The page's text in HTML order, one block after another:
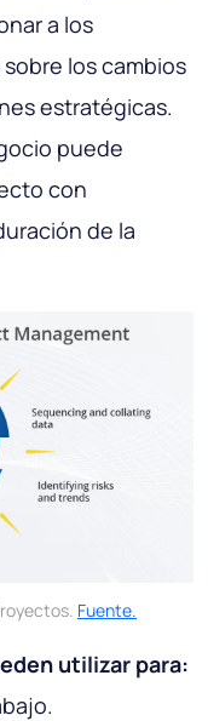
a los
los cambios
estratégicas.
puede
con
de la
Fuente.
utilizar para: